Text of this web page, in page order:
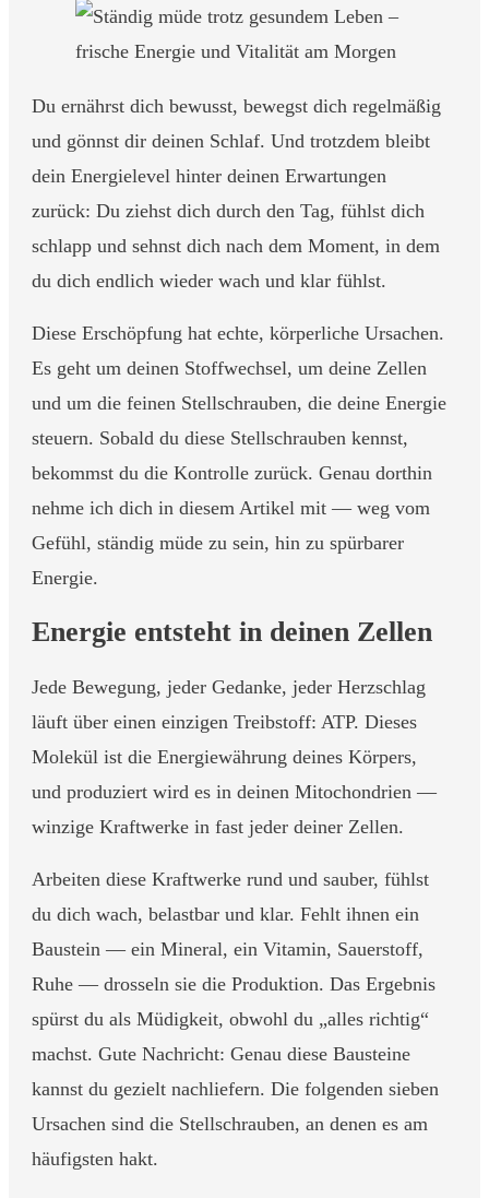
Du ernährst dich bewusst, bewegst dich regelmäßig
und gönnst dir deinen Schlaf. Und trotzdem bleibt
dein Energielevel hinter deinen Erwartungen
zurück: Du ziehst dich durch den Tag, fühlst dich
schlapp und sehnst dich nach dem Moment, in dem
du dich endlich wieder wach und klar fühlst.
Diese Erschöpfung hat echte, körperliche Ursachen.
Es geht um deinen Stoffwechsel, um deine Zellen
und um die feinen Stellschrauben, die deine Energie
steuern. Sobald du diese Stellschrauben kennst,
bekommst du die Kontrolle zurück. Genau dorthin
nehme ich dich in diesem Artikel mit — weg vom
Gefühl, ständig müde zu sein, hin zu spürbarer
Energie.
Energie entsteht in deinen Zellen
Jede Bewegung, jeder Gedanke, jeder Herzschlag
läuft über einen einzigen Treibstoff: ATP. Dieses
Molekül ist die Energiewährung deines Körpers,
und produziert wird es in deinen Mitochondrien —
winzige Kraftwerke in fast jeder deiner Zellen.
Arbeiten diese Kraftwerke rund und sauber, fühlst
du dich wach, belastbar und klar. Fehlt ihnen ein
Baustein — ein Mineral, ein Vitamin, Sauerstoff,
Ruhe — drosseln sie die Produktion. Das Ergebnis
spürst du als Müdigkeit, obwohl du „alles richtig“
machst. Gute Nachricht: Genau diese Bausteine
kannst du gezielt nachliefern. Die folgenden sieben
Ursachen sind die Stellschrauben, an denen es am
häufigsten hakt.